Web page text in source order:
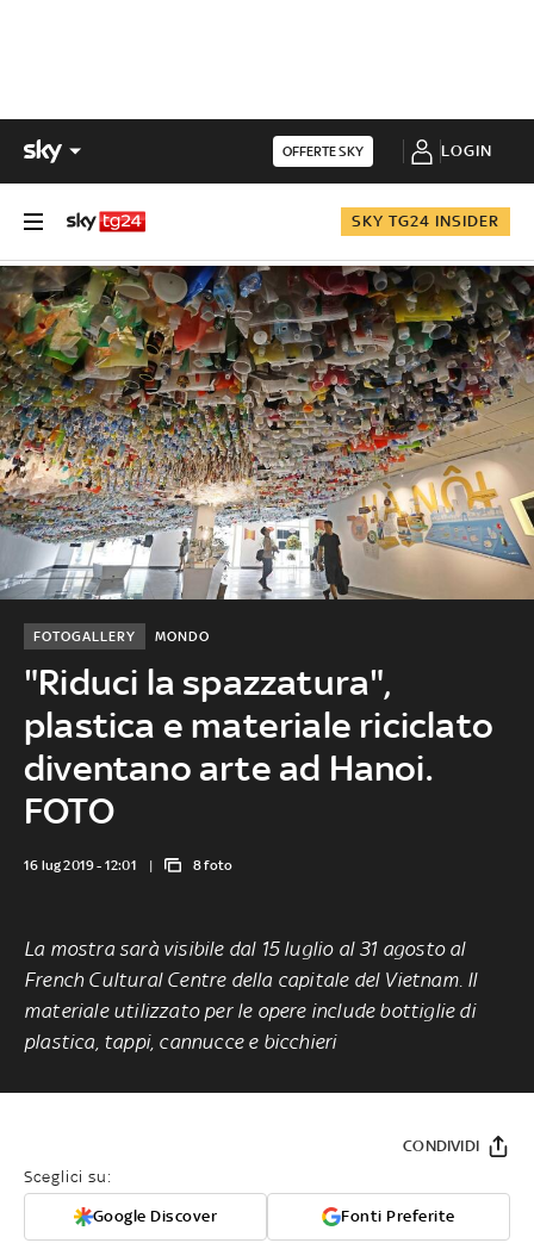
OFFERTE SKY LOGIN
SKY TG24 INSIDER
"Riduci la spazzatura",
plastica e materiale riciclato
diventano arte ad Hanoi.
FOTO
MONDO
FOTOGALLERY
16 lug 2019 - 12:01 8 foto
La mostra sarà visibile dal 15 luglio al 31 agosto al
French Cultural Centre della capitale del Vietnam. Il
materiale utilizzato per le opere include bottiglie di
plastica, tappi, cannucce e bicchieri
Sceglici su:
Google Discover Fonti Preferite
CONDIVIDI